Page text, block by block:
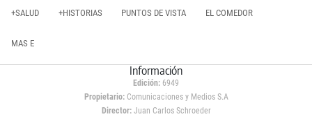
+SALUD +HISTORIAS PUNTOS DE VISTA EL COMEDOR
MAS E
Información
Edición: 6949
Propietario:Comunicaciones y Medios S.A
Director: Juan Carlos Schroeder